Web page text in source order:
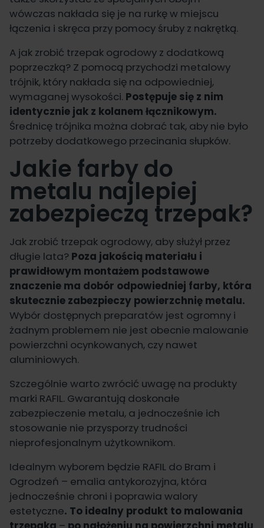
wówczas nakłada się je na rurkę w miejscu
łączenia i skręca przy pomocy śruby z nakrętką.
A jak zrobić trzepak ogrodowy z dodatkową
poprzeczką? Z pomocą przychodzi metalowy
trójnik, który nakłada się na odpowiedniej,
wymaganej wysokości. Postępuje się z nim
identycznie jak z kolanem łącznikowym.
Średnicę trójnika można dobrać tak, aby nie było
potrzeby dodatkowego przecinania słupków.
Jakie farby do
metalu najlepiej
zabezpieczą trzepak?
Jak zrobić trzepak ogrodowy, aby służył przez
długie lata? Poza jakością materiału i
prawidłowym montażem podstawowe
znaczenie ma dobór odpowiedniej farby, która
skutecznie zabezpieczy powierzchnię metalu.
Wybór dostępnych preparatów jest ogromny i
żadnym problemem nie jest obecnie malowanie
powierzchni ocynkowanych, czy nawet
aluminiowych.
Szczególnie warto zwrócić uwagę na produkty
marki RAFIL. Gwarantują doskonałe
zabezpieczenie metalu, a jednocześnie ich
stosowanie nie przysporzy trudności
nieprofesjonalnym użytkownikom.
Idealnym wyborem będzie RAFIL do Bram i
Ogrodzeń – emalia antykorozyjna, która
jednocześnie chroni i poprawia walory
estetyczne. To idealny produkt to malowania